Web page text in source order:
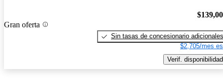
Gran oferta
Sin tasas de concesionario adicionales
$2,705/mes
Verif. disponibilidad